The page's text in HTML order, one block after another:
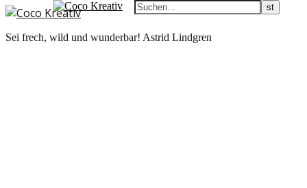
Sei frech, wild und wunderbar! Astrid Lindgren